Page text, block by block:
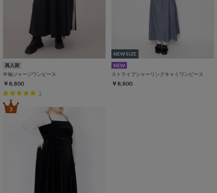
再入荷
半袖ジャージワンピース
￥8,800
1
NEW SIZE
NEW
ストライプシャーリングキャミワンピース
￥8,800
3